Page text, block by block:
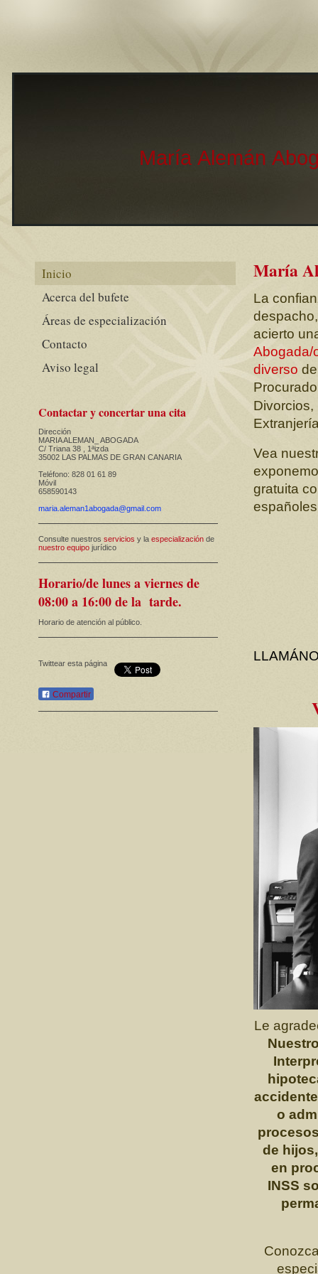
María Alemán
María
La
acierto
Abogada/
diverso
Vea
gratuita
Le
o
de
en
INSS
Inicio
Acerca del bufete
Áreas de especialización
Contacto
Aviso legal
Contactar y concertar una cita
Dirección
MARIA ALEMAN_ ABOGADA
C/ Triana 38 , 1ªizda
35002 LAS PALMAS DE GRAN CANARIA
Teléfono: 828 01 61 89
Móvil
658590143
maria.aleman1abogada@gmail.com
Consulte nuestros servicios y la especialización de
nuestro equipo jurídico
Horario/de lunes a viernes de
08:00 a 16:00 de la tarde.
Horario de atención al público.
Twittear esta página
Compartir